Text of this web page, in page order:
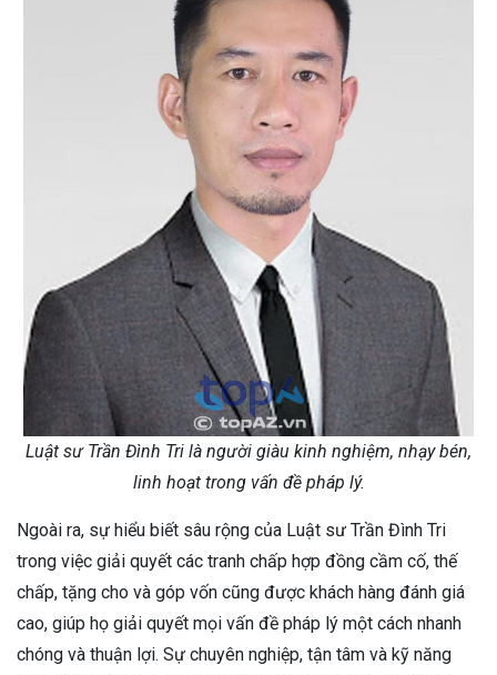
Luật sư Trần Đình Tri là người giàu kinh nghiệm, nhạy bén,
linh hoạt trong vấn đề pháp lý.
Ngoài ra, sự hiểu biết sâu rộng của Luật sư Trần Đình Tri
trong việc giải quyết các tranh chấp hợp đồng cầm cố, thế
chấp, tặng cho và góp vốn cũng được khách hàng đánh giá
cao, giúp họ giải quyết mọi vấn đề pháp lý một cách nhanh
chóng và thuận lợi. Sự chuyên nghiệp, tận tâm và kỹ năng